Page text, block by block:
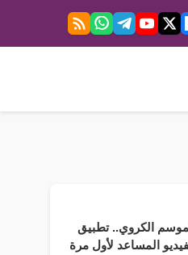
الكروي.. تطبيق
المساعد لأول مرة